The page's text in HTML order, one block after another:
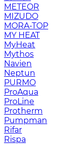
METEOR
MIZUDO
MORA-TOP
MY HEAT
MyHeat
Mythos
Navien
Neptun
PURMO
ProAqua
ProLine
Protherm
Pumpman
Rifar
Rispa